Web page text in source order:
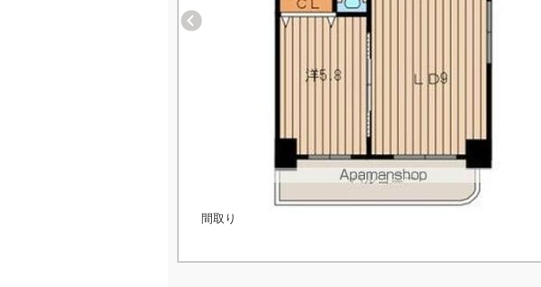
間取り